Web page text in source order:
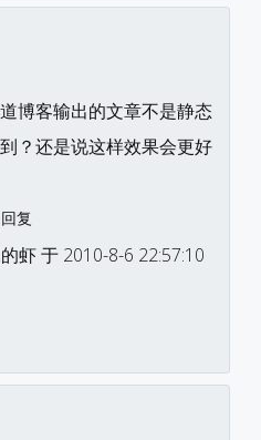
博客输出的文章不是静态
？还是说这样效果会更好
复
虾 于 2010-8-6 22:57:10